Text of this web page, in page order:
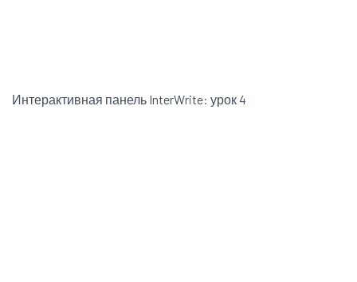
Интерактивная панель InterWrite: урок 4